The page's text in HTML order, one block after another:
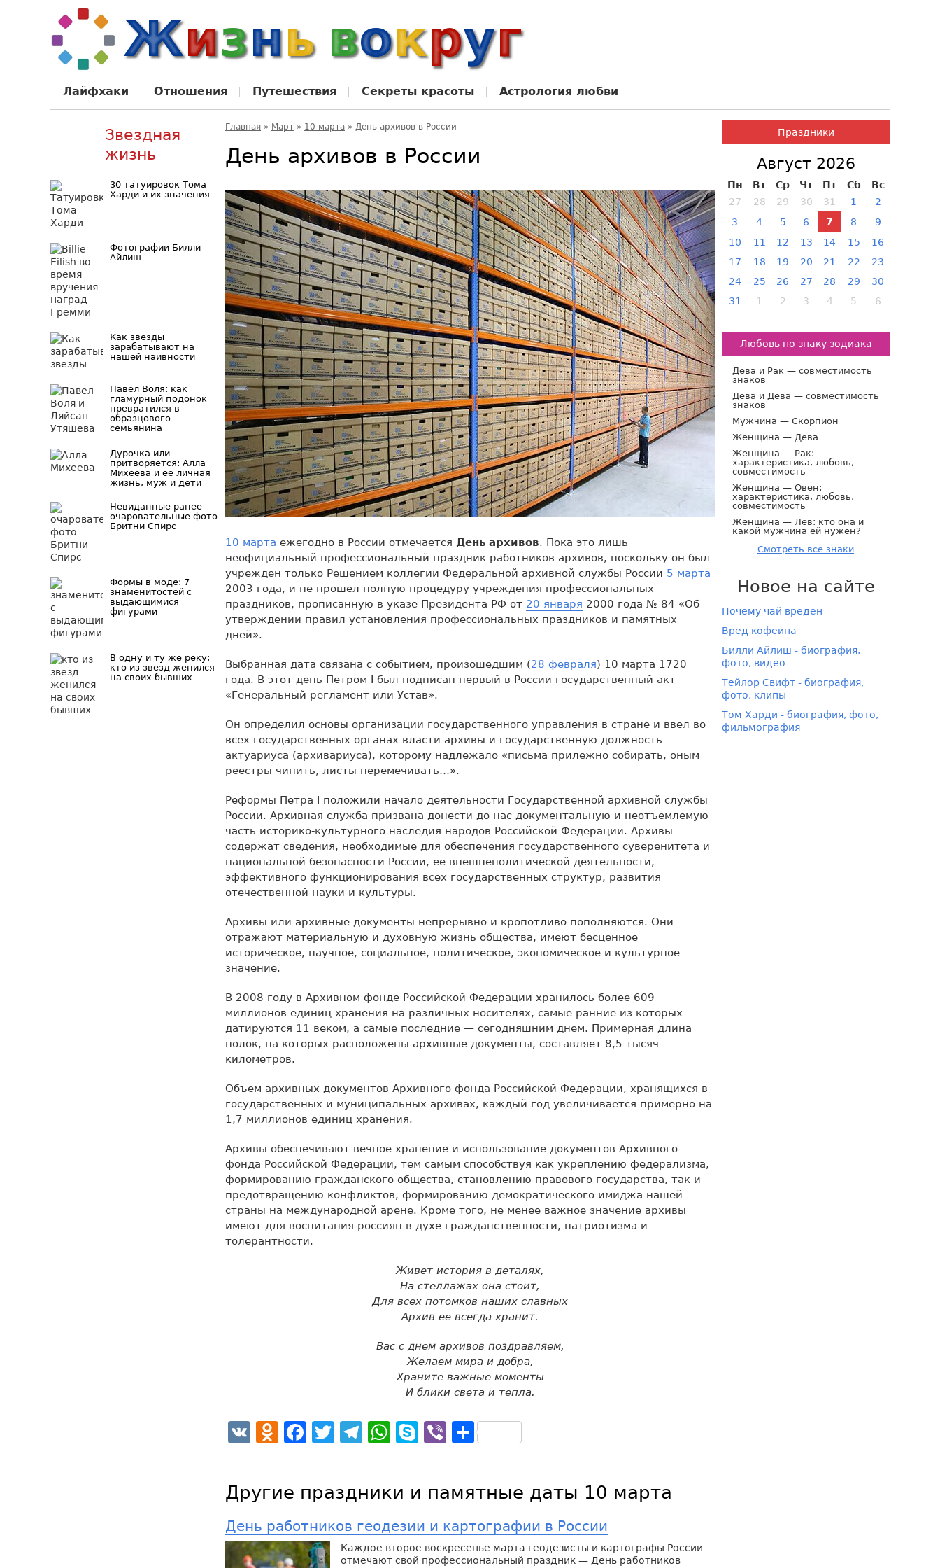
Лайфхаки Отношения Путешествия Секреты красоты Астрология любви
Главная » Март » 10 марта » День архивов в России
День архивов в России
10 марта ежегодно в России отмечается День архивов. Пока это лишь
неофициальный профессиональный праздник работников архивов, поскольку он был
учрежден только Решением коллегии Федеральной архивной службы России 5 марта
2003 года, и не прошел полную процедуру учреждения профессиональных
праздников, прописанную в указе Президента РФ от 20 января 2000 года № 84 «Об
утверждении правил установления профессиональных праздников и памятных
дней».
Выбранная дата связана с событием, произошедшим (28 февраля) 10 марта 1720
года. В этот день Петром I был подписан первый в России государственный акт —
«Генеральный регламент или Устав».
Он определил основы организации государственного управления в стране и ввел во
всех государственных органах власти архивы и государственную должность
актуариуса (архивариуса), которому надлежало «письма прилежно собирать, оным
реестры чинить, листы перемечивать…».
Реформы Петра I положили начало деятельности Государственной архивной службы
России. Архивная служба призвана донести до нас документальную и неотъемлемую
часть историко-культурного наследия народов Российской Федерации. Архивы
содержат сведения, необходимые для обеспечения государственного суверенитета и
национальной безопасности России, ее внешнеполитической деятельности,
эффективного функционирования всех государственных структур, развития
отечественной науки и культуры.
Архивы или архивные документы непрерывно и кропотливо пополняются. Они
отражают материальную и духовную жизнь общества, имеют бесценное
историческое, научное, социальное, политическое, экономическое и культурное
значение.
В 2008 году в Архивном фонде Российской Федерации хранилось более 609
миллионов единиц хранения на различных носителях, самые ранние из которых
датируются 11 веком, а самые последние — сегодняшним днем. Примерная длина
полок, на которых расположены архивные документы, составляет 8,5 тысяч
километров.
Объем архивных документов Архивного фонда Российской Федерации, хранящихся в
государственных и муниципальных архивах, каждый год увеличивается примерно на
1,7 миллионов единиц хранения.
Архивы обеспечивают вечное хранение и использование документов Архивного
фонда Российской Федерации, тем самым способствуя как укреплению федерализма,
формированию гражданского общества, становлению правового государства, так и
предотвращению конфликтов, формированию демократического имиджа нашей
страны на международной арене. Кроме того, не менее важное значение архивы
имеют для воспитания россиян в духе гражданственности, патриотизма и
толерантности.
Живет история в деталях,
На стеллажах она стоит,
Для всех потомков наших славных
Архив ее всегда хранит.
Вас с днем архивов поздравляем,
Желаем мира и добра,
Храните важные моменты
И блики света и тепла.
VK Odnoklassniki
Facebook
Twitter
Telegram
WhatsApp
Skype
ViberОтправить
Другие праздники и памятные даты 10 марта
День работников геодезии и картографии в России
Каждое второе воскресенье марта геодезисты и картографы России
отмечают свой профессиональный праздник — День работников
Звездная
жизнь
30 татуировок Тома
Харди и их значения
Фотографии Билли
Айлиш
Как звезды
зарабатывают на
нашей наивности
Павел Воля: как
гламурный подонок
превратился в
образцового
семьянина
Дурочка или
притворяется: Алла
Михеева и ее личная
жизнь, муж и дети
Невиданные ранее
очаровательные фото
Бритни Спирс
Формы в моде: 7
знаменитостей с
выдающимися
фигурами
В одну и ту же реку:
кто из звезд женился
на своих бывших
Праздники
Август 2026
Пн Вт Ср Чт Пт Сб
Вс
27
28 29 30 31 1
2
3
4 5 6 7 8
9
10
11 12 13 14 15
16
17
18 19 20 21 22
23
24
25 26 27 28 29
30
31
1 2 3 4 5 6
Любовь по знаку зодиака
Дева и Рак — совместимость
знаков
Дева и Дева — совместимость
знаков
Мужчина — Скорпион
Женщина — Дева
Женщина — Рак:
характеристика, любовь,
совместимость
Женщина — Овен:
характеристика, любовь,
совместимость
Женщина — Лев: кто она и
какой мужчина ей нужен?
Смотреть все знаки
Новое на сайте
Почему чай вреден
Вред кофеина
Билли Айлиш - биография,
фото, видео
Тейлор Свифт - биография,
фото, клипы
Том Харди - биография, фото,
фильмография